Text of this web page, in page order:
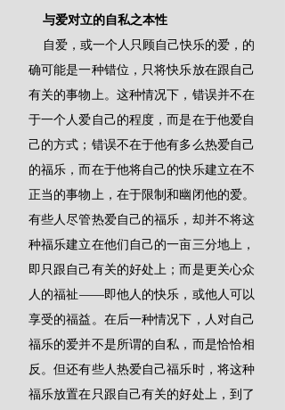
    与爱对立的自私之本性
确可能是一种错位，只将快乐放在跟自己
有关的事物上。这种情况下，错误并不在
于一个人爱自己的程度，而是在于他爱自
己的方式；错误不在于他有多么热爱自己
的福乐，而在于他将自己的快乐建立在不
正当的事物上，在于限制和幽闭他的爱。
有些人尽管热爱自己的福乐，却并不将这
种福乐建立在他们自己的一亩三分地上，
即只跟自己有关的好处上；而是更关心众
人的福祉——即他人的快乐，或他人可以
享受的福益。在后一种情况下，人对自己
福乐的爱并不是所谓的自私，而是恰恰相
反。但还有些人热爱自己福乐时，将这种
福乐放置在只跟自己有关的好处上，到了